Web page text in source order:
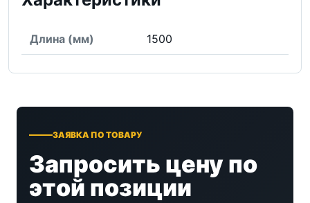
Длина (мм) 1500
ЗАЯВКА ПО ТОВАРУ
Запросить цену по
этой позиции